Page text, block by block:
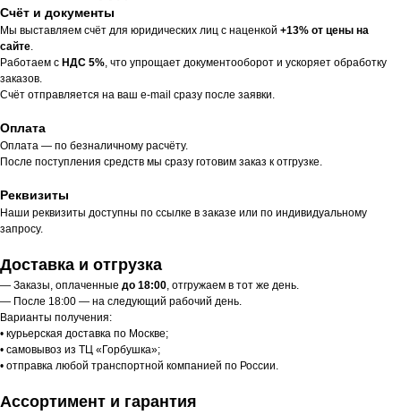
Счёт и документы
Мы выставляем счёт для юридических лиц с наценкой +13% от цены на
сайте.
Работаем с НДС 5%, что упрощает документооборот и ускоряет обработку
заказов.
Счёт отправляется на ваш e-mail сразу после заявки.
Оплата
Оплата — по безналичному расчёту.
После поступления средств мы сразу готовим заказ к отгрузке.
Реквизиты
Наши реквизиты доступны по ссылке в заказе или по индивидуальному
запросу.
Доставка и отгрузка
— Заказы, оплаченные до 18:00, отгружаем в тот же день.
— После 18:00 — на следующий рабочий день.
Варианты получения:
• курьерская доставка по Москве;
• самовывоз из ТЦ «Горбушка»;
• отправка любой транспортной компанией по России.
Ассортимент и гарантия